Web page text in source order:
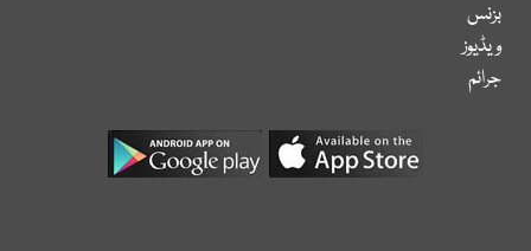
بزنس
ویڈیوز
جرائم